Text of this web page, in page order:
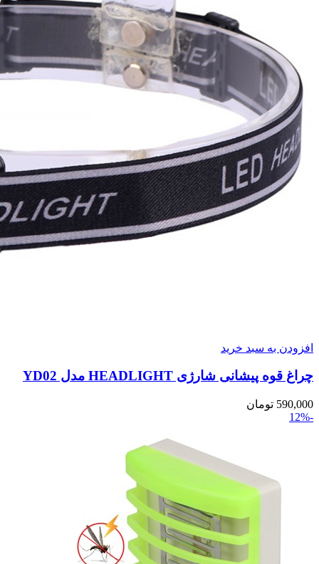
افزودن به سبد خرید
چراغ قوه پیشانی شارژی HEADLIGHT مدل YD02
590,000 تومان
-12%